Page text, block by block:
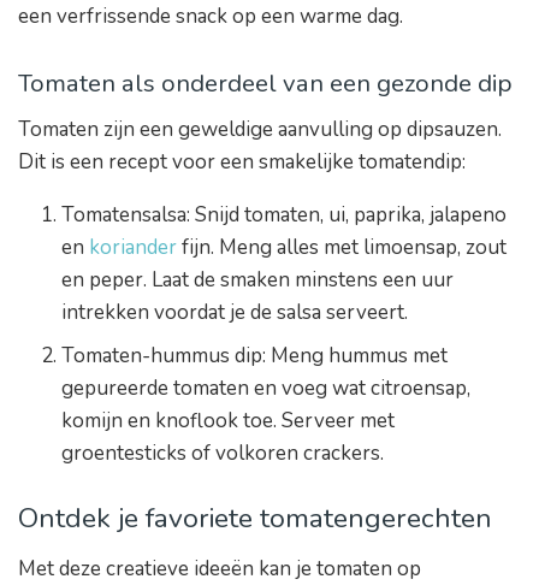
een verfrissende snack op een warme dag.
Tomaten als onderdeel van een gezonde dip
Tomaten zijn een geweldige aanvulling op dipsauzen.
Dit is een recept voor een smakelijke tomatendip:
Tomatensalsa: Snijd tomaten, ui, paprika, jalapeno
en korianderfijn. Meng alles met limoensap, zout
en peper. Laat de smaken minstens een uur
intrekken voordat je de salsa serveert.
Tomaten-hummus dip: Meng hummus met
gepureerde tomaten en voeg wat citroensap,
komijn en knoflook toe. Serveer met
groentesticks of volkoren crackers.
Ontdek je favoriete tomatengerechten
Met deze creatieve ideeën kan je tomaten op